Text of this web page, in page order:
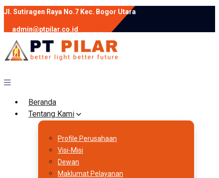
Jl. Sutiragen Raya No.7 Kec. Bogor Utara
admin@ptpilar.co.id
+62 812-9080-0020
instagram facebook
Follow :
Beranda
Tentang Kami
Profile Perusahaan
Visi-Misi
Dewan
Maklumat Pelayanan